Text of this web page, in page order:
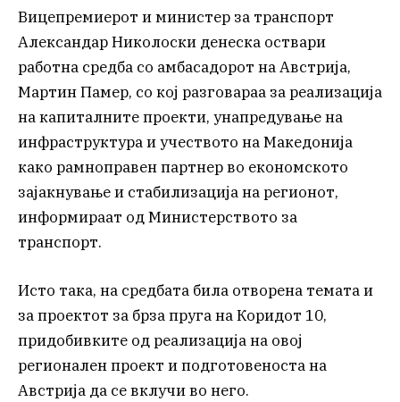
Вицепремиерот и министер за транспорт
Александар Николоски денеска оствари
работна средба со амбасадорот на Австрија,
Мартин Памер, со кој разговараа за реализација
на капиталните проекти, унапредување на
инфраструктура и учеството на Македонија
како рамноправен партнер во економското
зајакнување и стабилизација на регионот,
информираат од Министерството за
транспорт.
Исто така, на средбата била отворена темата и
за проектот за брза пруга на Коридот 10,
придобивките од реализација на овој
регионален проект и подготовеноста на
Австрија да се вклучи во него.